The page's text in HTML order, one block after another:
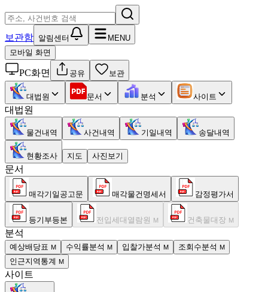
보관함 알림센터
MENU
모바일 화면
PC화면 공유 보관
대법원 문서 분석 사이트
대법원
물건내역 사건내역 기일내역 송달내역
현황조사 지도 사진보기
문서
매각기일공고문 매각물건명세서 감정평가서
등기부등본 전입세대열람원 M 건축물대장 M
분석
예상배당표 M 수익률분석 M 입찰가분석 M 조회수분석 M
인근지역통계 M
사이트